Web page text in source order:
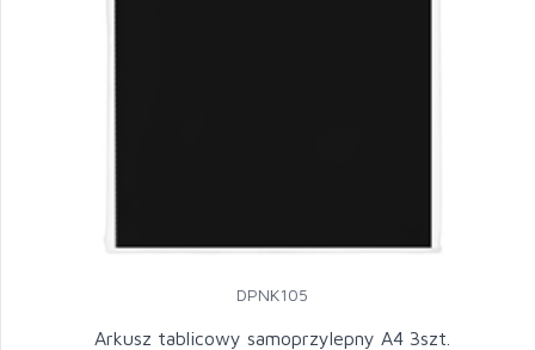
DPNK105
Arkusz tablicowy samoprzylepny A4 3szt.